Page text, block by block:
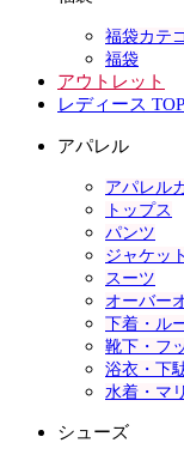
福袋カテ
福袋
アウトレット
レディース TOP
アパレル
アパレル
トップス
パンツ
ジャケッ
スーツ
オーバー
下着・ル
靴下・フ
浴衣・下
水着・マ
シューズ